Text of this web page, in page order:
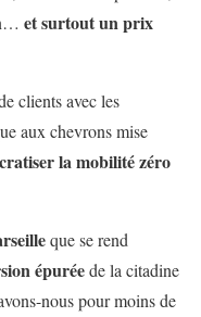
et surtout un prix
clients avec les
aux chevrons mise
la mobilité zéro
que se rend
épuréede la citadine
nous pour moins de